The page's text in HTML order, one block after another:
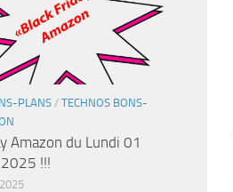
PLANS / TECHNOS BONS-
Amazon du Lundi 01
!!!